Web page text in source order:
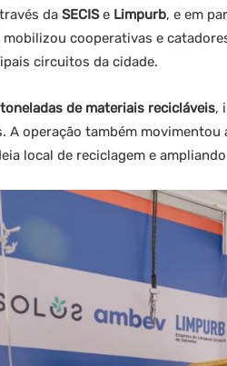
da SECISe Limpurb, e em
mobilizou cooperativas e
circuitos da cidade.
toneladas de materiais recicláveis,
A operação também movimentou
local de reciclagem e